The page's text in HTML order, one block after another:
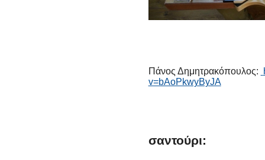
Πάνος Δημητρακόπουλος:
v=bAoPkwyByJA
σαντούρι: